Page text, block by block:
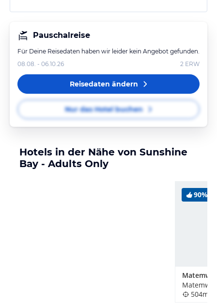
Pauschalreise
Für Deine Reisedaten haben wir leider kein Angebot gefunden.
08.08. - 06.10.26
2 ERW
Reisedaten ändern
Nur das Hotel buchen
Hotels in der Nähe von Sunshine
Bay - Adults Only
90%
Matemwe
504m